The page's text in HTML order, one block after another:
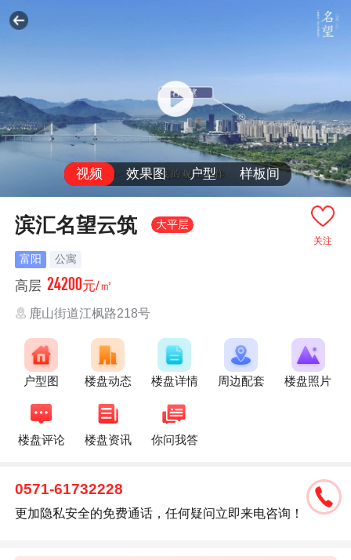
视频 效果图 户型 样板间
关注
滨汇名望云筑 大平层
富阳 公寓
高层 24200元/㎡
鹿山街道江枫路218号
户型图 楼盘动态 楼盘详情 周边配套 楼盘照片
楼盘评论 楼盘资讯 你问我答
0571-61732228
更加隐私安全的免费通话，任何疑问立即来电咨询！